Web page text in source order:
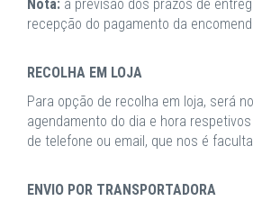
Nota: a previsão dos prazos de
recepção do pagamento da
RECOLHA EM LOJA
Para opção de recolha em loja, será
agendamento do dia e hora
de telefone ou email, que nos é
ENVIO POR TRANSPORTADORA